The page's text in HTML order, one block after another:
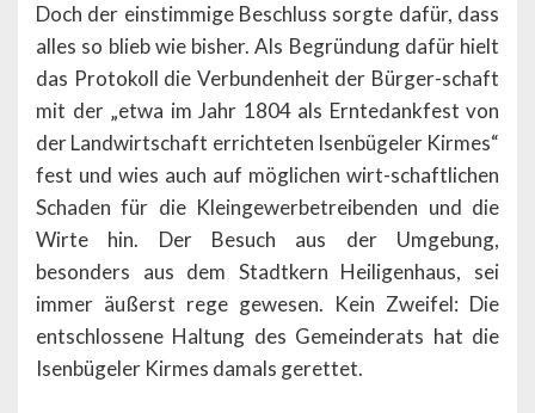
Doch der einstimmige Beschluss sorgte dafür, dass
alles so blieb wie bisher. Als Begründung dafür hielt
das Protokoll die Verbundenheit der Bürger-schaft
mit der „etwa im Jahr 1804 als Erntedankfest von
der Landwirtschaft errichteten Isenbügeler Kirmes“
fest und wies auch auf möglichen wirt-schaftlichen
Schaden für die Kleingewerbetreibenden und die
Wirte hin. Der Besuch aus der Umgebung,
besonders aus dem Stadtkern Heiligenhaus, sei
immer äußerst rege gewesen. Kein Zweifel: Die
entschlossene Haltung des Gemeinderats hat die
Isenbügeler Kirmes damals gerettet.